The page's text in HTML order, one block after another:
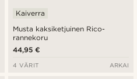
Musta kaksiketjuinen Rico-
rannekoru
Kaiverra
44,95 €
4 VÄRIT ARKAI